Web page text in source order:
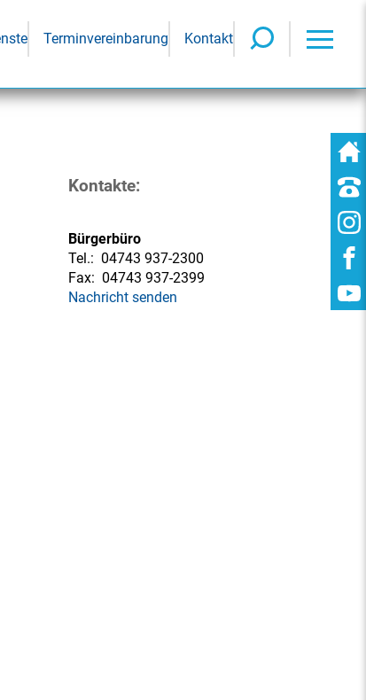
Terminvereinbarung Kontakt
Kontakte:
Bürgerbüro
Tel.: 04743 937-2300
Fax: 04743 937-2399
Nachricht senden